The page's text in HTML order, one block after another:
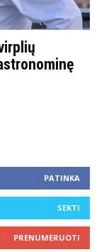
PATINKA
SEKTI
PRENUMERUOTI